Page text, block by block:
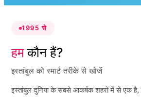
सांस्कृतिक अनुभव और पूरे शहर के शीर्ष आकर्षण
1995 से
हमकौन हैं?
इस्तांबुल को स्मार्ट तरीके से खोजें
इस्तांबुल दुनिया के सबसे आकर्षक शहरों में से एक है,